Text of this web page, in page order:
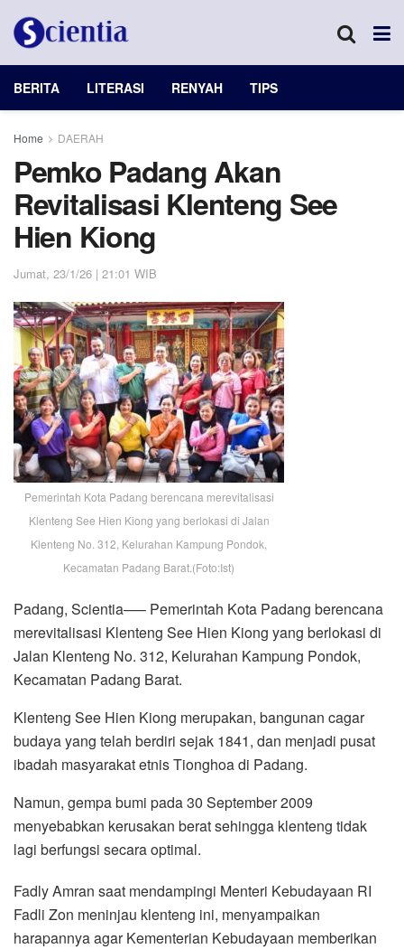
BERITA LITERASI RENYAH TIPS
Home DAERAH
Pemko Padang Akan
Revitalisasi Klenteng See
Hien Kiong
Jumat, 23/1/26 | 21:01 WIB
Pemerintah Kota Padang berencana merevitalisasi
Klenteng See Hien Kiong yang berlokasi di Jalan
Klenteng No. 312, Kelurahan Kampung Pondok,
Kecamatan Padang Barat.(Foto:Ist)
Padang, Scientia—– Pemerintah Kota Padang berencana
merevitalisasi Klenteng See Hien Kiong yang berlokasi di
Jalan Klenteng No. 312, Kelurahan Kampung Pondok,
Kecamatan Padang Barat.
Klenteng See Hien Kiong merupakan, bangunan cagar
budaya yang telah berdiri sejak 1841, dan menjadi pusat
ibadah masyarakat etnis Tionghoa di Padang.
Namun, gempa bumi pada 30 September 2009
menyebabkan kerusakan berat sehingga klenteng tidak
lagi berfungsi secara optimal.
Fadly Amran saat mendampingi Menteri Kebudayaan RI
Fadli Zon meninjau klenteng ini, menyampaikan
harapannya agar Kementerian Kebudayaan memberikan